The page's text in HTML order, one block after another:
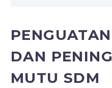
DAN
MUTU SDM